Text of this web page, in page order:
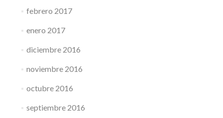
febrero 2017
enero 2017
diciembre 2016
noviembre 2016
octubre 2016
septiembre 2016